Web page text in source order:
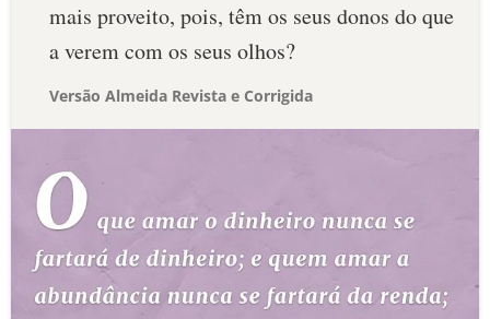
mais proveito, pois, têm os seus donos do que
a verem com os seus olhos?
Versão Almeida Revista e Corrigida